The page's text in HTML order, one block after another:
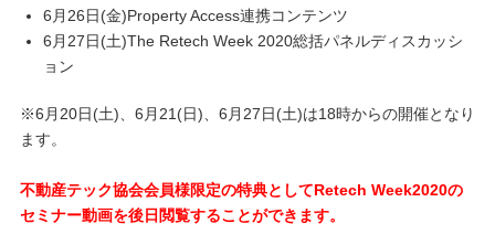
6月26日(金)Property Access連携コンテンツ
6月27日(土)The Retech Week 2020総括パネルディスカッシ
ョン
※6月20日(土)、6月21(日)、6月27日(土)は18時からの開催となり
ます。
不動産テック協会会員様限定の特典としてRetech Week2020の
セミナー動画を後日閲覧することができます。